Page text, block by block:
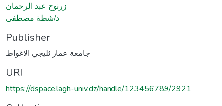
زرنوح عبد الرحمان
د/شطة مصطفى
Publisher
جامعة عمار ثليجي الاغواط
URI
https://dspace.lagh-univ.dz/handle/123456789/2921